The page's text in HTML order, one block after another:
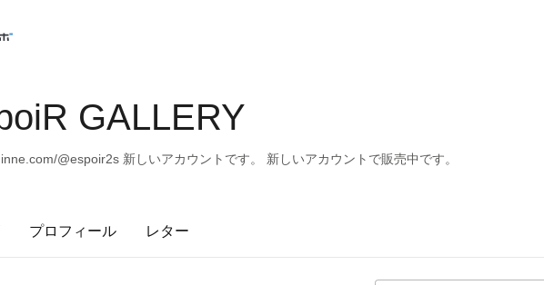
GALLERY
@espoir2s 新しいアカウントです。 新しいアカウントで販売中です。
プロフィール レター